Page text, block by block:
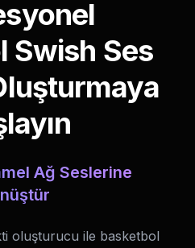
Swish Ses
Ağ Seslerine
oluşturucu ile basketbol